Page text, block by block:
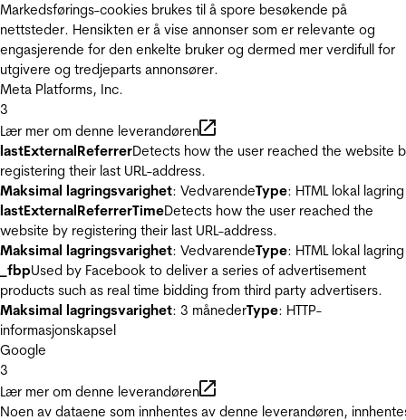
Markedsførings-cookies brukes til å spore besøkende på
nettsteder. Hensikten er å vise annonser som er relevante og
engasjerende for den enkelte bruker og dermed mer verdifull for
utgivere og tredjeparts annonsører.
Meta Platforms, Inc.
3
Lær mer om denne leverandøren
lastExternalReferrerDetects how the user reached the website
registering their last URL-address.
Maksimal lagringsvarighet: VedvarendeType: HTML lokal lagring
lastExternalReferrerTimeDetects how the user reached the
website by registering their last URL-address.
Maksimal lagringsvarighet: VedvarendeType: HTML lokal lagring
_fbpUsed by Facebook to deliver a series of advertisement
products such as real time bidding from third party advertisers.
Maksimal lagringsvarighet: 3 månederType: HTTP-
informasjonskapsel
Google
3
Lær mer om denne leverandøren
Noen av dataene som innhentes av denne leverandøren,